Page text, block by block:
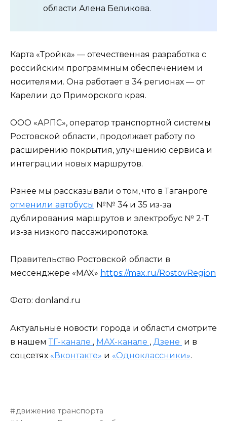
области Алена Беликова.
Карта «Тройка» — отечественная разработка с
российским программным обеспечением и
носителями. Она работает в 34 регионах — от
Карелии до Приморского края.
ООО «АРПС», оператор транспортной системы
Ростовской области, продолжает работу по
расширению покрытия, улучшению сервиса и
интеграции новых маршрутов.
Ранее мы рассказывали о том, что в Таганроге
отменили автобусы №№ 34 и 35 из-за
дублирования маршрутов и электробус № 2-Т
из-за низкого пассажиропотока.
Правительство Ростовской области в
мессенджере «MAX» https://max.ru/RostovRegion
Фото: donland.ru
Актуальные новости города и области смотрите
в нашем ТГ-канале , МАХ-канале , Дзене и в
соцсетях «Вконтакте» и «Одноклассники».
движение транспорта